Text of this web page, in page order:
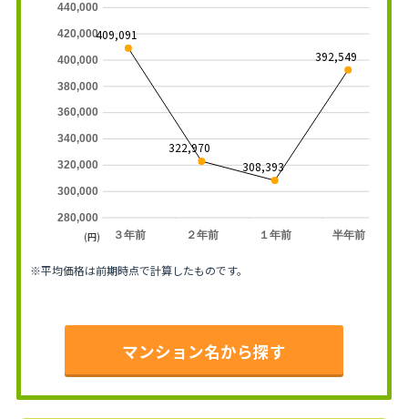
３年前 ２年前 １年前 半年前
280,000
300,000
320,000
340,000
360,000
380,000
400,000
420,000
440,000
409,091
322,970
308,393
392,549
(円)
※平均価格は前期時点で計算したものです。
マンション名から探す